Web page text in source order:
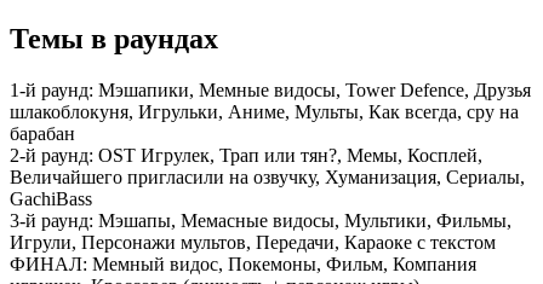
Темы в раундах
1-й раунд: Мэшапики, Мемные видосы, Tower Defence, Друзья
шлакоблокуня, Игрульки, Аниме, Мульты, Как всегда, сру на
барабан
2-й раунд: OST Игрулек, Трап или тян?, Мемы, Косплей,
Величайшего пригласили на озвучку, Хуманизация, Сериалы,
GachiBass
3-й раунд: Мэшапы, Мемасные видосы, Мультики, Фильмы,
Игрули, Персонажи мультов, Передачи, Караоке с текстом
ФИНАЛ: Мемный видос, Покемоны, Фильм, Компания